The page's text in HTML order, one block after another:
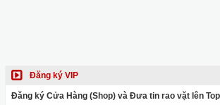
Đăng ký VIP
Đăng ký Cửa Hàng (Shop) và Đưa tin rao vặt lên